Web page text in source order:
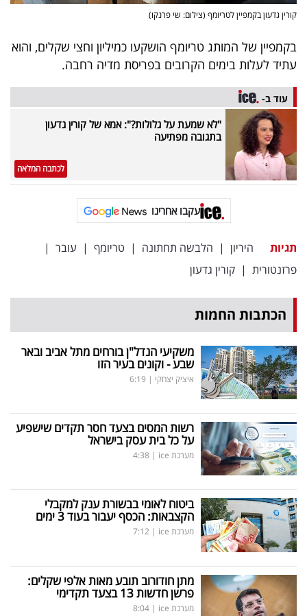
קורין גדעון בקמפיין לטריומף (צילום: שי פרנקו)
בקמפיין של המותג טריומף הושקעו כמיליון וחצי שקלים, והוא
עתיד לעלות בימים הקרובים בפריסת מדיה רחבה.
עוד ב-
"לא שמעת על גלולות?": אמא של קורין גדעון
בתגובה מפתיעה
לכתבה המלאה
עקבו אחרינו
תגיות היריון | הלבשה תחתונה | טריומף | עובר |
פרזנטורית | קורין גדעון
הכתבות החמות
משקיעי הנדל"ן בורחים מתל אביב ובאר
שבע - וקונים בעיר הזו
איציק יצחקי |
6:19
רשות המסים בצעד חסר תקדים שישפיע
על כל בית עסק בישראל
מערכת ice |
4:38
ביטוח לאומי בבשורת ענק למקבלי
הקצבאות: הכסף יעבור בעוד 3 ימים
מערכת ice |
7:12
מתן חודורוב תובע מאות אלפי שקלים:
פרשן חדשות 13 בצעד תקדימי
מערכת ice |
8:04